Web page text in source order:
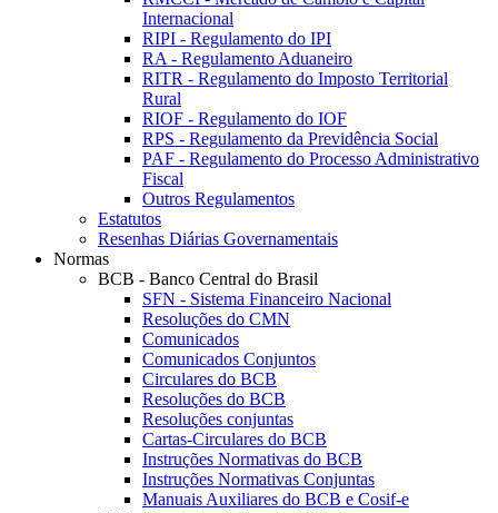
Internacional
RIPI - Regulamento do IPI
RA - Regulamento Aduaneiro
RITR - Regulamento do Imposto Territorial
Rural
RIOF - Regulamento do IOF
RPS - Regulamento da Previdência Social
PAF - Regulamento do Processo Administrativo
Fiscal
Outros Regulamentos
Estatutos
Resenhas Diárias Governamentais
Normas
BCB - Banco Central do Brasil
SFN - Sistema Financeiro Nacional
Resoluções do CMN
Comunicados
Comunicados Conjuntos
Circulares do BCB
Resoluções do BCB
Resoluções conjuntas
Cartas-Circulares do BCB
Instruções Normativas do BCB
Instruções Normativas Conjuntas
Manuais Auxiliares do BCB e Cosif-e